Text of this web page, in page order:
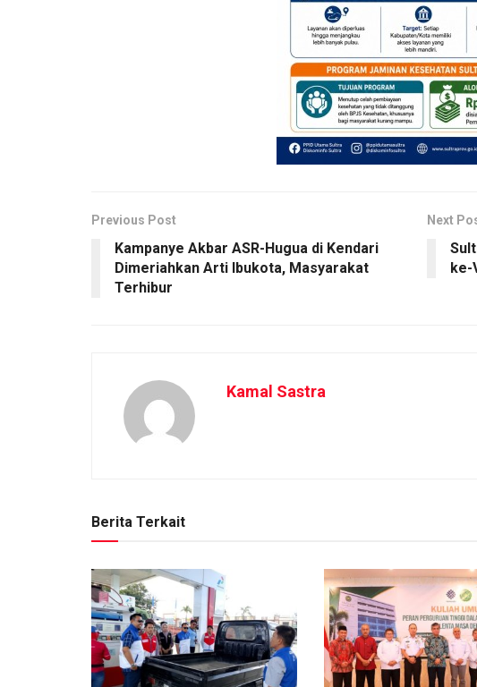
Previous Post
Kampanye Akbar ASR-Hugua di Kendari
Dimeriahkan Arti Ibukota, Masyarakat
Terhibur
Next
ke-
Kamal Sastra
Berita Terkait